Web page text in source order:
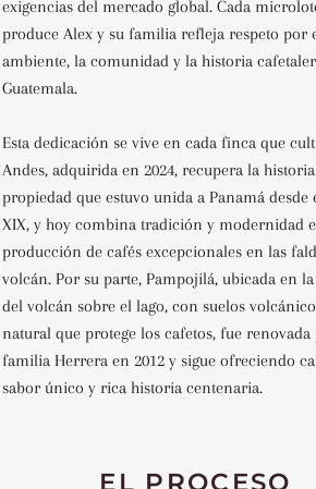
exigencias del mercado global. Cada
produce Alex y su familia refleja respeto por
ambiente, la comunidad y la historia
Guatemala.
Esta dedicación se vive en cada finca que
Andes, adquirida en 2024, recupera la
propiedad que estuvo unida a Panamá desde
XIX, y hoy combina tradición y modernidad
producción de cafés excepcionales en las
volcán. Por su parte, Pampojilá, ubicada en
del volcán sobre el lago, con suelos
natural que protege los cafetos, fue
familia Herrera en 2012 y sigue ofreciendo
sabor único y rica historia centenaria.
EL PROCESO